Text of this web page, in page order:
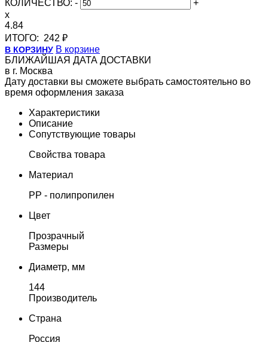
КОЛИЧЕСТВО: -
+
x
4.84
ИТОГО: 242 ₽
В КОРЗИНУ В корзине
БЛИЖАЙШАЯ ДАТА ДОСТАВКИ
в г. Москва
Дату доставки вы сможете выбрать самостоятельно во
время оформления заказа
Характеристики
Описание
Сопутствующие товары
Свойства товара
Материал
PP - полипропилен
Цвет
Прозрачный
Размеры
Диаметр, мм
144
Производитель
Страна
Россия